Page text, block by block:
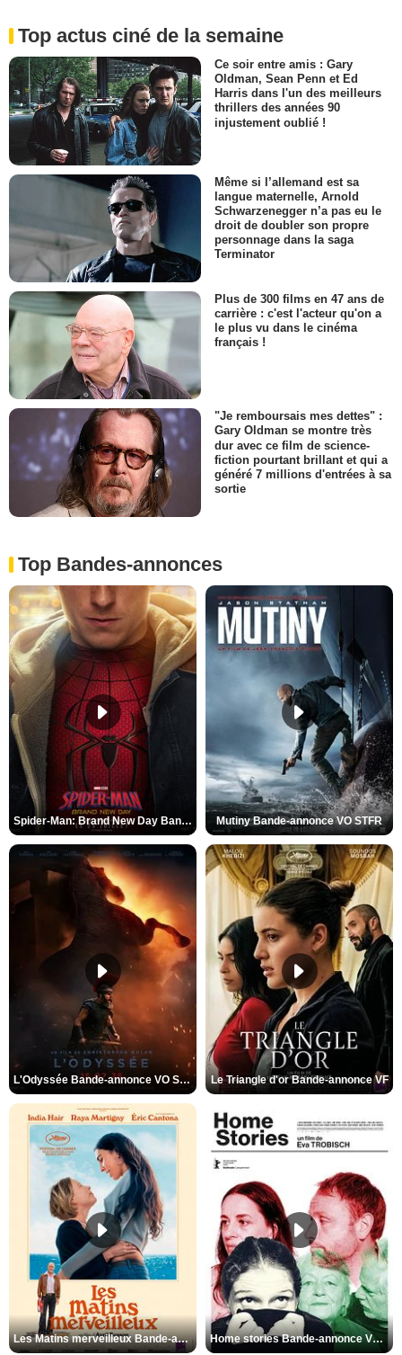
Top actus ciné de la semaine
Ce soir entre amis : Gary
Oldman, Sean Penn et Ed
Harris dans l'un des meilleurs
thrillers des années 90
injustement oublié !
Même si l’allemand est sa
langue maternelle, Arnold
Schwarzenegger n’a pas eu le
droit de doubler son propre
personnage dans la saga
Terminator
Plus de 300 films en 47 ans de
carrière : c'est l'acteur qu'on a
le plus vu dans le cinéma
français !
"Je remboursais mes dettes" :
Gary Oldman se montre très
dur avec ce film de science-
fiction pourtant brillant et qui a
généré 7 millions d'entrées à sa
sortie
Top Bandes-annonces
Spider-Man: Brand New Day Bande-annonce VO STFR Mutiny Bande-annonce VO STFR
L'Odyssée Bande-annonce VO STFR Le Triangle d'or Bande-annonce VF
Les Matins merveilleux Bande-annonce VF Home stories Bande-annonce VO STFR